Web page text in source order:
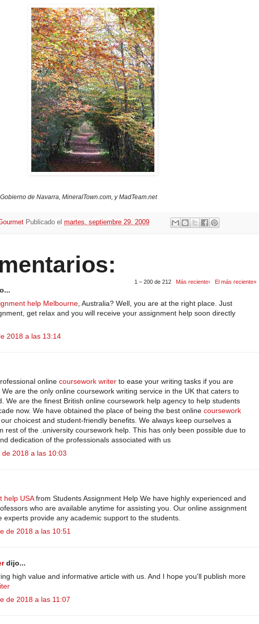
de Navarra, MineralTown.com, y MadTeam.net
Publicado el martes, septiembre 29, 2009
1 – 200 de 212 Más reciente› El más reciente»
help Melbourne , Australia? Well, you are at the right place. Just
get relax and you will receive your assignment help soon directly
2018 a las 13:14
online coursework writer to ease your writing tasks if you are
are the only online coursework writing service in the UK that caters to
We are the finest British online coursework help agency to help students
now. We have obtained the place of being the best online coursework
choicest and student-friendly benefits. We always keep ourselves a
rest of the .university coursework help. This has only been possible due to
dedication of the professionals associated with us
2018 a las 10:03
help USAfrom Students Assignment Help We have highly experienced and
who are available anytime for assisting you. Our online assignment
experts provide any academic support to the students.
de 2018 a las 10:51
dijo...
high value and informative article with us. And I hope you'll publish more
de 2018 a las 11:07